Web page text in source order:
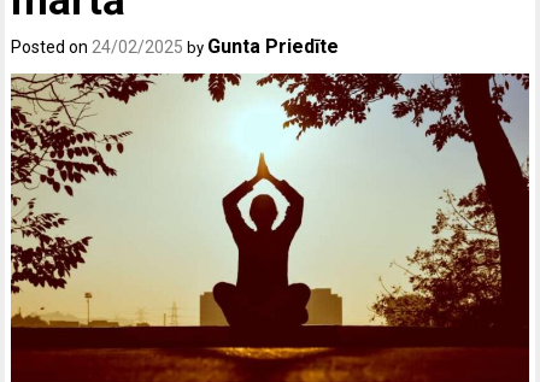
Posted on 24/02/2025 by Gunta Priedīte